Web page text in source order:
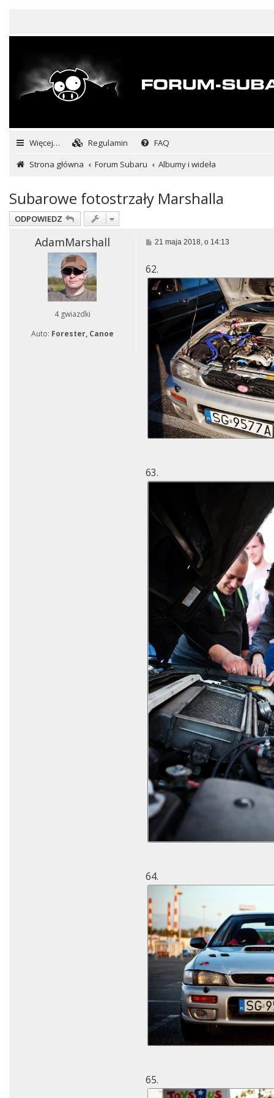
Więcej… Regulamin
FAQ
Strona główna
Forum Subaru Albumy i wideła
Subarowe fotostrzały Marshalla
ODPOWIEDZ
AdamMarshall
4 gwiazdki
Auto: Forester, Canoe
P
t
21 maja 2018, o 14:13
62.
63.
64.
65.